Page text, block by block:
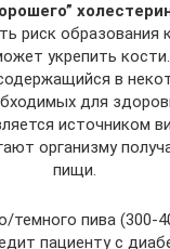
риск образования
укрепить
в
для
источником
организму
пищи.
темного пива (300-
пациенту с